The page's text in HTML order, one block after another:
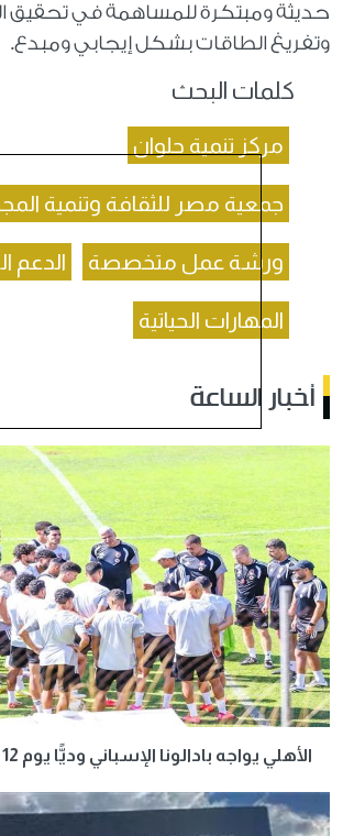
حديثة ومبتكرة للمساهمة في تحقيق
وتفريغ الطاقات بشكل إيجابي ومبدع.
كلمات البحث
مركز تنمية حلوان
جمعية مصر للثقافة وتنمية
ورشة عمل متخصصة الدعم
المهارات الحياتية
أخبار الساعة
الأهلي يواجه بادالونا الإسباني وديًّا يوم 12 أغسطس